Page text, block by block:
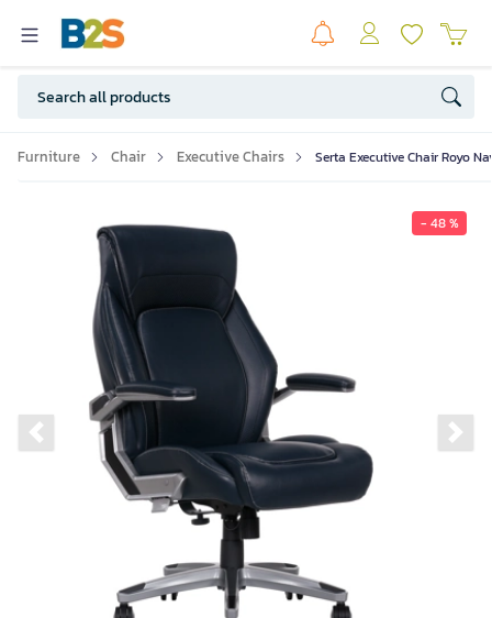
Furniture Chair Executive Chairs Serta Executive Chair Royo
- 48 %
Previous slide